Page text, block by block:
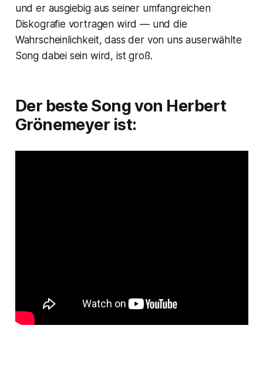
und er ausgiebig aus seiner umfangreichen
Diskografie vortragen wird — und die
Wahrscheinlichkeit, dass der von uns auserwählte
Song dabei sein wird, ist groß.
Der beste Song von Herbert
Grönemeyer ist: